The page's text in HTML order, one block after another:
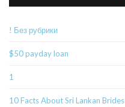
! Без рубрики
$50 payday loan
1
10 Facts About Sri Lankan Brides